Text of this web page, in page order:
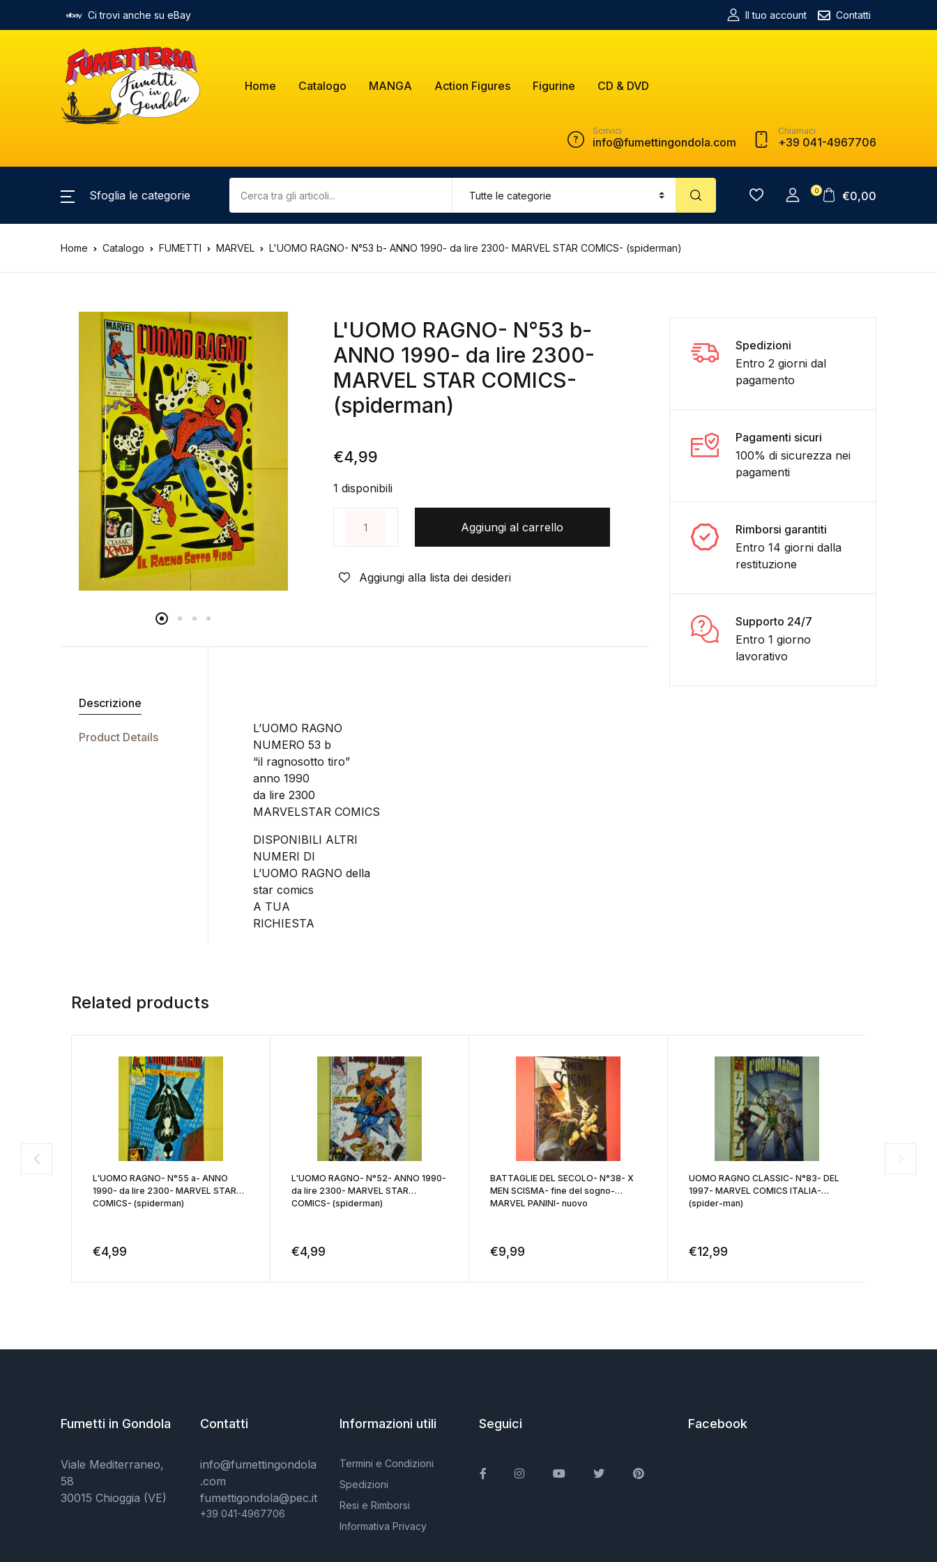
Ci trovi anche su eBay Il tuo account Contatti
Home Catalogo MANGA Action Figures Figurine CD & DVD
Scrivici
info@fumettingondola.com
Chiamaci
+39 041-4967706
Sfoglia le categorie 0 €0,00
Home Catalogo FUMETTI MARVEL L'UOMO RAGNO- N°53 b- ANNO 1990- da lire 2300- MARVEL STAR COMICS- (spiderman)
L'UOMO RAGNO- N°53 b-
ANNO 1990- da lire 2300-
MARVEL STAR COMICS-
(spiderman)
€4,99
1 disponibili
Aggiungi al carrello
Aggiungi alla lista dei desideri
Descrizione
Product Details
L’UOMO RAGNO
NUMERO 53 b
“il ragnosotto tiro”
anno 1990
da lire 2300
MARVELSTAR COMICS
DISPONIBILI ALTRI
NUMERI DI
L’UOMO RAGNO della
star comics
A TUA
RICHIESTA
Spedizioni
Entro 2 giorni dal
pagamento
Pagamenti sicuri
100% di sicurezza nei
pagamenti
Rimborsi garantiti
Entro 14 giorni dalla
restituzione
Supporto 24/7
Entro 1 giorno
lavorativo
Related products
L'UOMO RAGNO- N°55 a- ANNO
1990- da lire 2300- MARVEL STAR
COMICS- (spiderman)
€4,99
L'UOMO RAGNO- N°52- ANNO 1990-
da lire 2300- MARVEL STAR
COMICS- (spiderman)
€4,99
BATTAGLIE DEL SECOLO- N°38- X
MEN SCISMA- fine del sogno-
MARVEL PANINI- nuovo
€9,99
UOMO RAGNO CLASSIC- N°83- DEL
1997- MARVEL COMICS ITALIA-
(spider-man)
€12,99
Fumetti in Gondola
Viale Mediterraneo,
58
30015 Chioggia (VE)
Contatti
info@fumettingondola
.com
fumettigondola@pec.it
+39 041-4967706
Informazioni utili
Termini e Condizioni
Spedizioni
Resi e Rimborsi
Informativa Privacy
Seguici
FacebookInstagramYou TubeTwitter Pinterest
Facebook